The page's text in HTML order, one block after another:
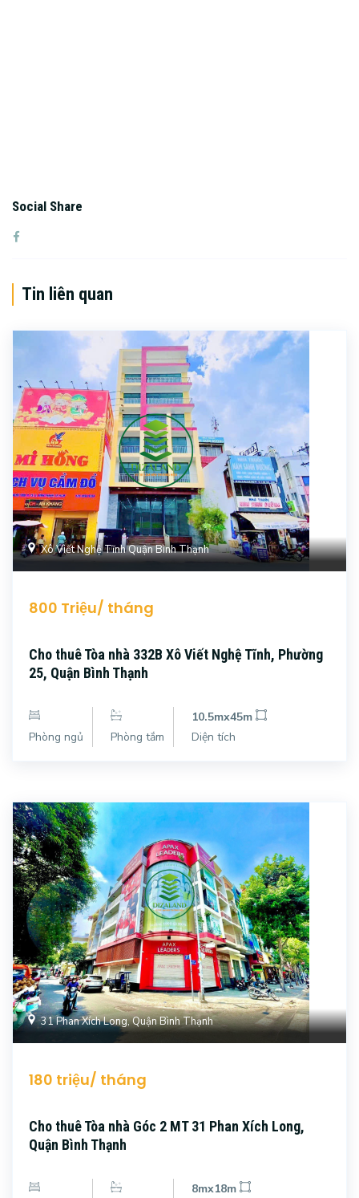
Social Share
Tin liên quan
Xô Viết Nghệ Tĩnh Quận Bình Thạnh
800 Triệu/ tháng
Cho thuê Tòa nhà 332B Xô Viết Nghệ Tĩnh, Phường
25, Quận Bình Thạnh
Phòng ngủ Phòng tắm
10.5mx45m
Diện tích
31 Phan Xích Long, Quận Bình Thạnh
180 triệu/ tháng
Cho thuê Tòa nhà Góc 2 MT 31 Phan Xích Long,
Quận Bình Thạnh
8mx18m